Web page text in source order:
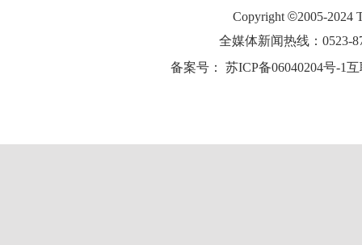
Copyright ©2005-2024
全媒体新闻热线：0523-
备案号： 苏ICP备06040204号-1互